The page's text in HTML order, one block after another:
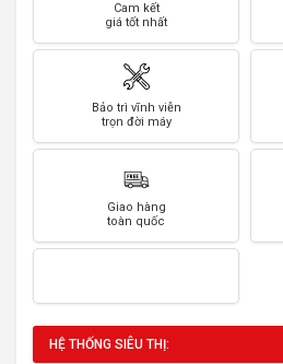
Cam kết
giá tốt nhất
Bảo trì vĩnh viễn
trọn đời máy
Giao hàng
toàn quốc
HỆ THỐNG SIÊU THỊ: